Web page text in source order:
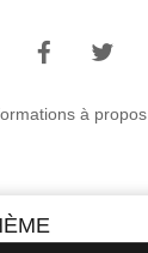
à